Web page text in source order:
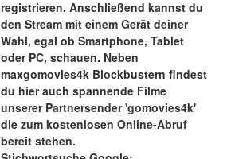
registrieren. Anschließend kannst du
den Stream mit einem Gerät deiner
Wahl, egal ob Smartphone, Tablet
oder PC, schauen. Neben
maxgomovies4k Blockbustern findest
du hier auch spannende Filme
unserer Partnersender 'gomovies4k'
die zum kostenlosen Online-Abruf
bereit stehen.